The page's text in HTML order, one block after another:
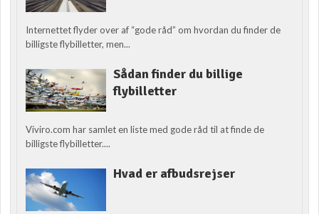
Internettet flyder over af “gode råd” om hvordan du finder de
billigste flybilletter, men...
Sådan finder du billige
flybilletter
Viviro.com har samlet en liste med gode råd til at finde de
billigste flybilletter....
Hvad er afbudsrejser